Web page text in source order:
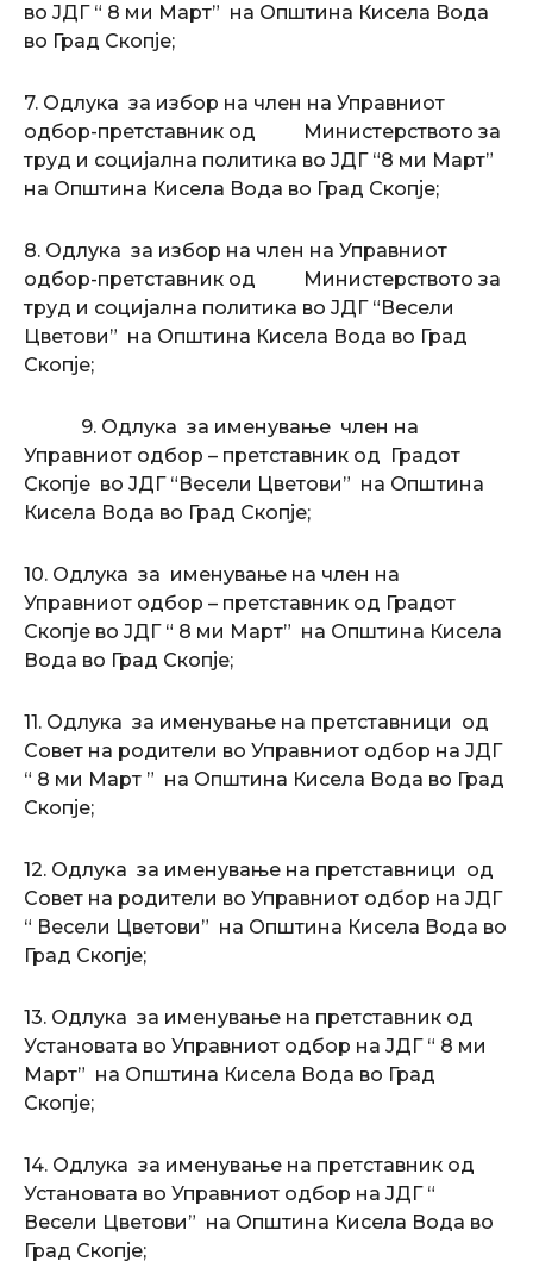
во ЈДГ “ 8 ми Март” на Општина Кисела Вода
во Град Скопје;
7. Одлука за избор на член на Управниот
одбор-претставник од Министерството за
труд и социјална политика во ЈДГ “8 ми Март”
на Општина Кисела Вода во Град Скопје;
8. Одлука за избор на член на Управниот
одбор-претставник од Министерството за
труд и социјална политика во ЈДГ “Весели
Цветови” на Општина Кисела Вода во Град
Скопје;
9. Одлука за именување член на
Управниот одбор – претставник од Градот
Скопје во ЈДГ “Весели Цветови” на Општина
Кисела Вода во Град Скопје;
10. Одлука за именување на член на
Управниот одбор – претставник од Градот
Скопје во ЈДГ “ 8 ми Март” на Општина Кисела
Вода во Град Скопје;
11. Одлука за именување на претставници од
Совет на родители во Управниот одбор на ЈДГ
“ 8 ми Март ” на Општина Кисела Вода во Град
Скопје;
12. Одлука за именување на претставници од
Совет на родители во Управниот одбор на ЈДГ
“ Весели Цветови” на Општина Кисела Вода во
Град Скопје;
13. Одлука за именување на претставник од
Установата во Управниот одбор на ЈДГ “ 8 ми
Март” на Општина Кисела Вода во Град
Скопје;
14. Одлука за именување на претставник од
Установата во Управниот одбор на ЈДГ “
Весели Цветови” на Општина Кисела Вода во
Град Скопје;